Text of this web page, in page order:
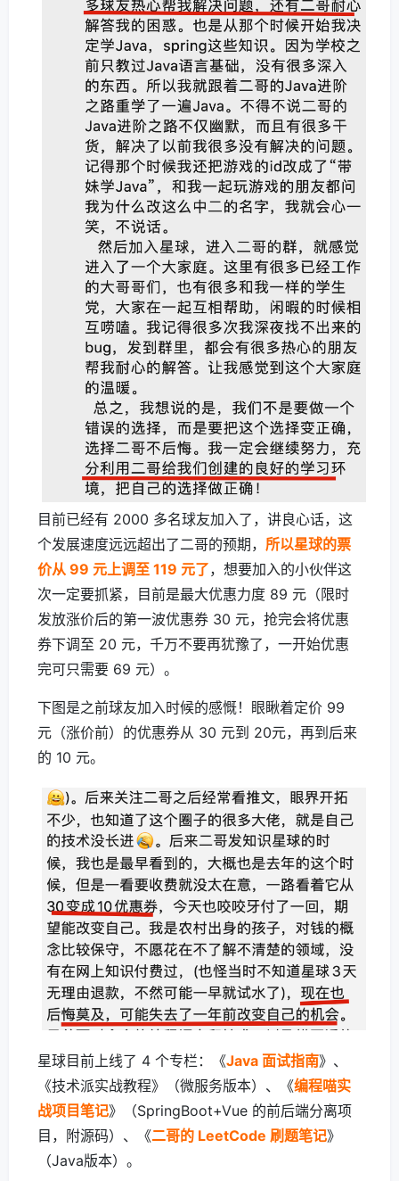
目前已经有 2000 多名球友加入了，讲良心话，这
个发展速度远远超出了二哥的预期， 所以星球的票
价从 99 元上调至 119 元了，想要加入的小伙伴这
次一定要抓紧，目前是最大优惠力度 89 元（限时
发放涨价后的第一波优惠券 30 元，抢完会将优惠
券下调至 20 元，千万不要再犹豫了，一开始优惠
完可只需要 69 元）。
下图是之前球友加入时候的感慨！眼瞅着定价 99
元（涨价前）的优惠券从 30 元到 20元，再到后来
的 10 元。
星球目前上线了 4 个专栏：《Java 面试指南》、
《技术派实战教程》（微服务版本）、《编程喵实
战项目笔记》（SpringBoot+Vue 的前后端分离项
目，附源码）、《二哥的 LeetCode 刷题笔记》
（Java版本）。